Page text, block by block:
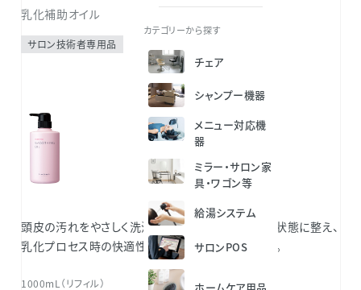
カテゴリーから探す
チェア
シャンプー機器
メニュー対応機
器
ミラー・サロン家
具・ワゴン等
給湯システム
サロンPOS
乳化補助オイル
サロン技術者専用品
頭皮の汚れをやさしく洗浄しながら毛髪を安定した状態に整え、
乳化プロセス時の快適性や色持ちをサポートします。
1000mL（リフィル）